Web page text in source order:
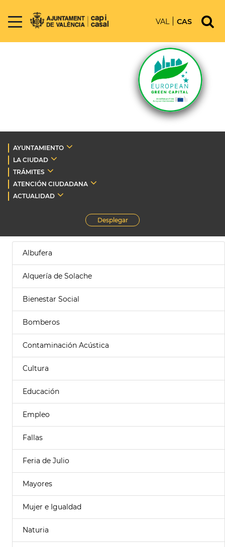
VAL CAS
AYUNTAMIENTO
LA CIUDAD
TRÁMITES
ATENCIÓN CIUDADANA
ACTUALIDAD
Desplegar
Albufera
Alquería de Solache
Bienestar Social
Bomberos
Contaminación Acústica
Cultura
Educación
Empleo
Fallas
Feria de Julio
Mayores
Mujer e Igualdad
Naturia